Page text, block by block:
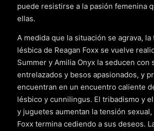
puede resistirse a la pasión femenina
ellas.
A medida que la situación se agrava, la
lésbica de Reagan Foxx se vuelve
Summer y Amilia Onyx la seducen con
entrelazados y besos apasionados, y
encuentran en un encuentro caliente
lésbico y cunnilingus. El tribadismo y
y juguetes aumentan la tensión sexual,
Foxx termina cediendo a sus deseos.